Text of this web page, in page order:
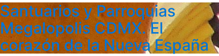
Santuarios y Parroquias
Megalopolis CDMX. El
corazón de la Nueva España